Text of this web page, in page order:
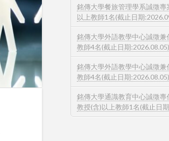
銘傳大學餐旅管理學系誠徵專
以上教師1名(截止日期
銘傳大學外語教學中心誠徵兼
教師4名(截止日期:2026.08.05)
銘傳大學外語教學中心誠徵兼
教師4名(截止日期:2026.08.05)
銘傳大學通識教育中心誠徵專
教授(含)以上教師1名(截止日